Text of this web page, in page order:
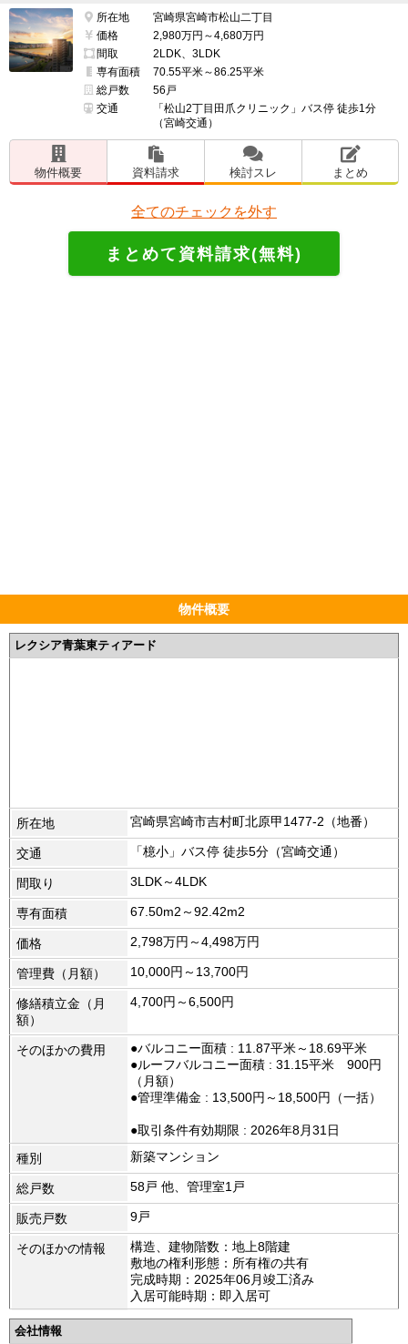
所在地
宮崎県宮崎市松山二丁目
価格
2,980万円～4,680万円
間取
2LDK、3LDK
専有面積
70.55平米～86.25平米
総戸数
56戸
交通
「松山2丁目田爪クリニック」バス停 徒歩1分
（宮崎交通）
物件概要 資料請求 検討スレ まとめ
全てのチェックを外す
物件概要
レクシア青葉東ティアード
所在地 宮崎県宮崎市吉村町北原甲1477-2（地番）
交通 「檍小」バス停 徒歩5分（宮崎交通）
間取り 3LDK～4LDK
専有面積 67.50m2～92.42m2
価格 2,798万円～4,498万円
管理費（月額） 10,000円～13,700円
修繕積立金（月
額）
4,700円～6,500円
そのほかの費用
●バルコニー面積 : 11.87平米～18.69平米
●ルーフバルコニー面積 : 31.15平米 900円
（月額）
●管理準備金 : 13,500円～18,500円（一括）
●取引条件有効期限 : 2026年8月31日
種別
新築マンション
総戸数 58戸 他、管理室1戸
販売戸数 9戸
そのほかの情報
構造、建物階数：地上8階建
敷地の権利形態：所有権の共有
完成時期：2025年06月竣工済み
入居可能時期：即入居可
会社情報